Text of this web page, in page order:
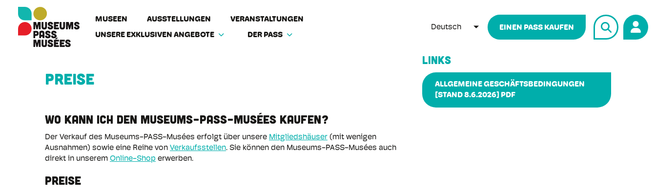
Direkt
Inhalt
MUSEEN AUSSTELLUNGEN
VERANSTALTUNGEN
UNSERE EXKLUSIVEN ANGEBOTE
DER PASS
Deutsch WEITERE AKTIONEN AUFLISTEN
EINEN PASS KAUFEN
Preise
WO KANN ICH DEN MUSEUMS-PASS-MUSÉES KAUFEN?
Der Verkauf des Museums-PASS-Musées erfolgt über unsere Mitgliedshäuser (mit wenigen
Ausnahmen) sowie eine Reihe von Verkaufsstellen. Sie können den Museums-PASS-Musées auch
direkt in unserem Online-Shop erwerben.
PREISE
LINKS
ALLGEMEINE GESCHÄFTSBEDINGUNGEN
[STAND 8.6.2026] PDF
Cookie-Einstellungen